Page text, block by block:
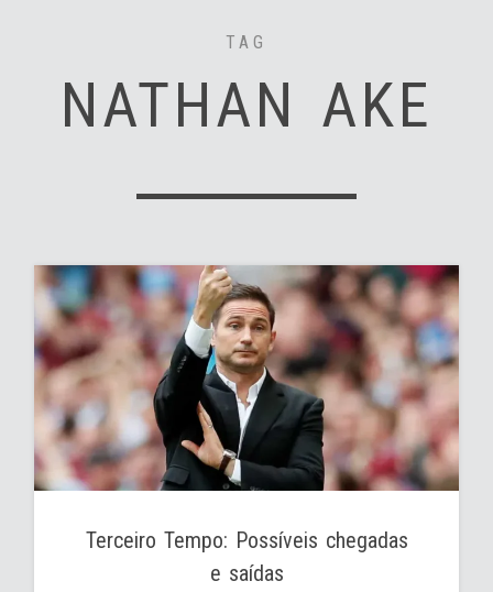
TAG
NATHAN AKE
Terceiro Tempo: Possíveis chegadas
e saídas